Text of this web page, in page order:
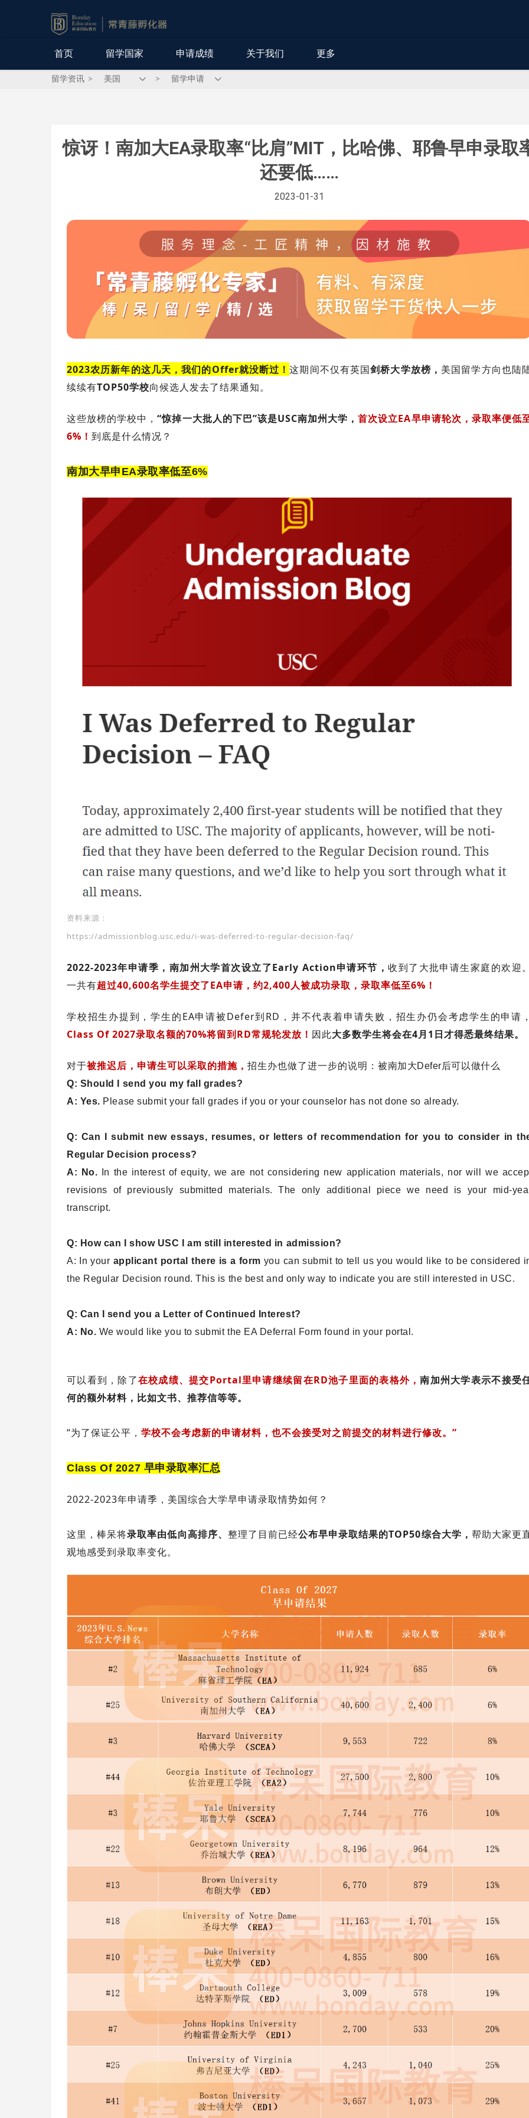
首页 留学国家 申请成绩 关于我们 更多
留学资讯 > >
惊讶！南加大EA录取率“比肩”MIT，比哈佛、耶鲁早申录取
还要低……
2023-01-31
2023农历新年的这几天，我们的Offer就没断过！这期间不仅有英国剑桥大学放榜， 美国留学方向也陆
续续有TOP50学校向候选人发去了结果通知。
这些放榜的学校中，“惊掉一大批人的下巴”该是USC南加州大学，首次设立EA早申请轮次，录取率便低
6%！ 到底是什么情况？
南加大早申EA录取率低至6%
资料来源：
https://admissionblog.usc.edu/i-was-deferred-to-regular-decision-faq/
2022-2023年申请季，南加州大学首次设立了Early Action申请环节，收到了大批申请生家庭的欢迎
一共有超过40,600名学生提交了EA申请，约2,400人被成功录取，录取率低至6%！
学校招生办提到，学生的EA申请被Defer到RD，并不代表着申请失败，招生办仍会考虑学生的申请
Class Of 2027录取名额的70%将留到RD常规轮发放！ 因此大多数学生将会在4月1日才得悉最终结果。
对于被推迟后，申请生可以采取的措施， 招生办也做了进一步的说明： 被南加大Defer后可以做什么
Q: Should I send you my fall grades?
A: Yes. Please submit your fall grades if you or your counselor has not done so already.
Q: Can I submit new essays, resumes, or letters of recommendation for you to consider in
Regular Decision process?
A: No.
In the interest of equity, we are not considering new application materials, nor will we
revisions of previously submitted materials. The only additional piece we need is your mid-
transcript.
Q: How can I show USC I am still interested in admission?
A: In your applicant portal there is a form you can submit to tell us you would like to be considered
the Regular Decision round. This is the best and only way to indicate you are still interested in USC.
Q: Can I send you a Letter of Continued Interest?
A: No. We would like you to submit the EA Deferral Form found in your portal.
可以看到，除了在校成绩、提交Portal里申请继续留在RD池子里面的表格外，南加州大学表示不接受
何的额外材料，比如文书、推荐信等等。
“为了保证公平， 学校不会考虑新的申请材料，也不会接受对之前提交的材料进行修改。”
Class Of 2027 早申录取率汇总
2022-2023年申请季，美国综合大学早申请录取情势如何？
这里，棒呆将录取率由低向高排序、 整理了目前已经公布早申录取结果的TOP50综合大学， 帮助大家更
观地感受到录取率变化。